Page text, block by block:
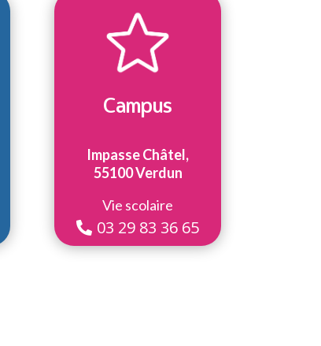
Campus
Impasse Châtel,
55100 Verdun
Vie scolaire
03 29 83 36 65